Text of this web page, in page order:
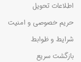
اطلاعات تحویل
حریم خصوصی و امنیت
شرایط و ظوابط
بازگشت سریع